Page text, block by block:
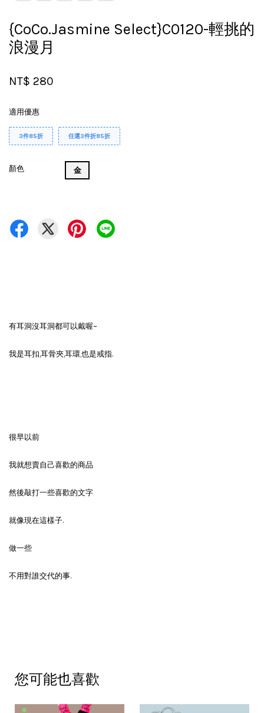
{CoCo.Jasmine Select}C0120-輕挑的
浪漫月
NT$ 280
適用優惠
3件85折 任選3件折85折
顏色 金
有耳洞沒耳洞都可以戴喔~
我是耳扣,耳骨夾,耳環,也是戒指.
很早以前
我就想賣自己喜歡的商品
然後敲打一些喜歡的文字
就像現在這樣子.
做一些
不用對誰交代的事.
您可能也喜歡